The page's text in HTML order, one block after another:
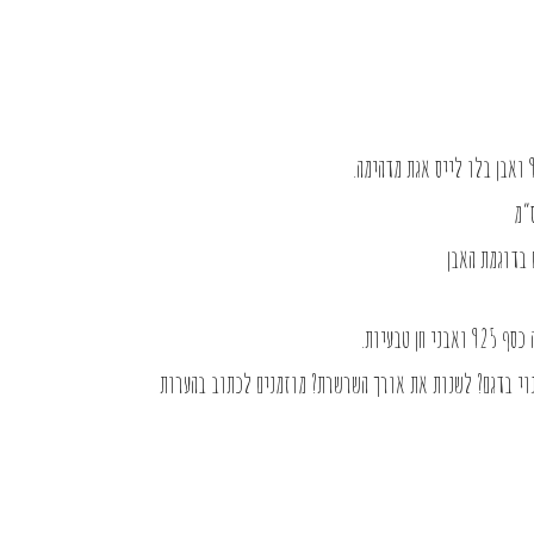
בדגם? לשנות את אורך השרשרת? מוזמנים לכתוב בהערות